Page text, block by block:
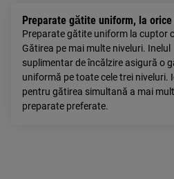
Preparate gătite uniform, la
Preparate gătite uniform la cuptor
Gătirea pe mai multe niveluri. Inelul
suplimentar de încălzire asigură o
uniformă pe toate cele trei niveluri.
pentru gătirea simultană a mai
preparate preferate.